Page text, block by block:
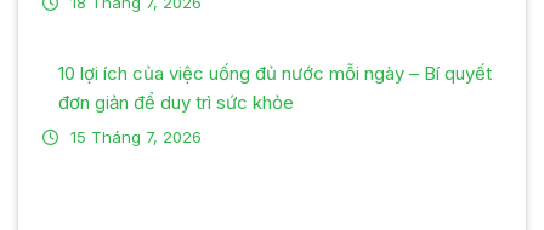
10 lợi ích của việc uống đủ nước mỗi ngày – Bí quyết
đơn giản để duy trì sức khỏe
15 Tháng 7, 2026